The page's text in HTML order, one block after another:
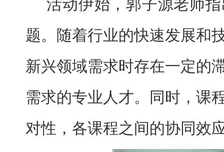
活动伊始，郭子源老师
题。随着行业的快速发展和
新兴领域需求时存在一定的
需求的专业人才。同时，课
对性，各课程之间的协同效